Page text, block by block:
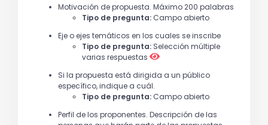
Motivación de propuesta. Máximo 200 palabras
Tipo de pregunta: Campo abierto
Eje o ejes temáticos en los cuales se inscribe
Tipo de pregunta: Selección múltiple
varias respuestas
Si la propuesta está dirigida a un público
específico, indique a cuál.
Tipo de pregunta: Campo abierto
Perfil de los proponentes. Descripción de las